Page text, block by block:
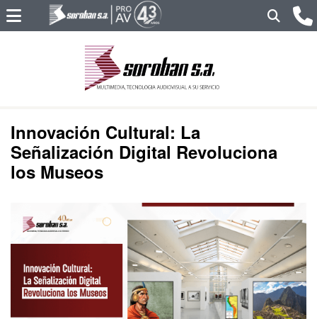
Innovación Cultural: La
Señalización Digital Revoluciona
los Museos